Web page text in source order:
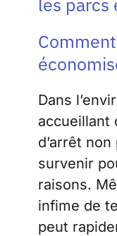
Dans
accueillant
d’arrêt
survenir
raisons.
infime de
peut